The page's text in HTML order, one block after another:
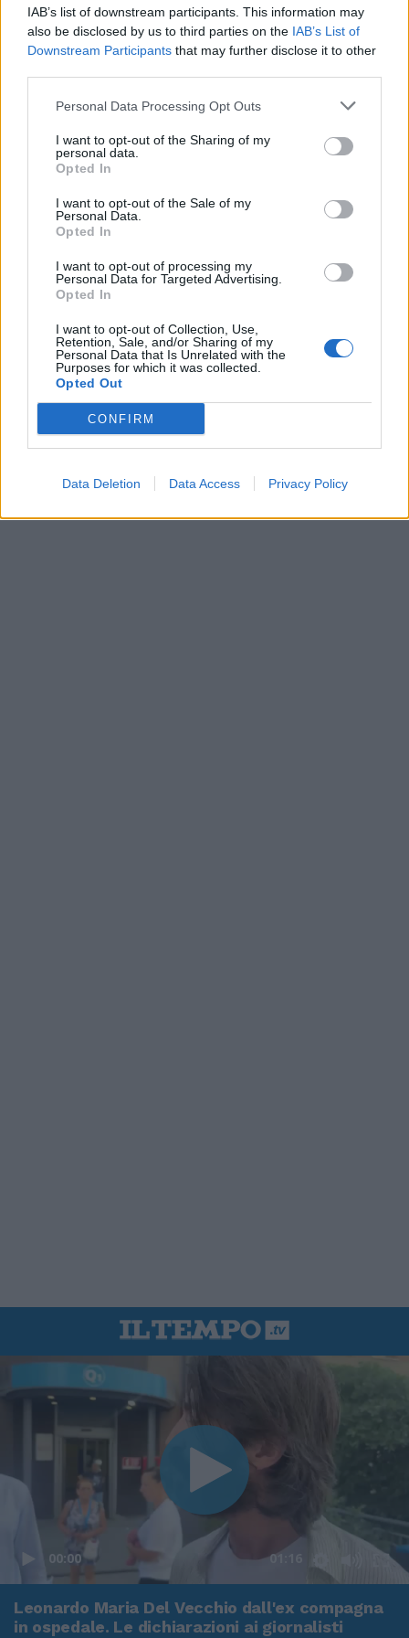
IAB’s list of downstream participants. This information may
also be disclosed by us to third parties on the IAB’s List of
Downstream Participants that may further disclose it to other
Personal Data Processing Opt Outs
I want to opt-out of the Sharing of my
personal data.
Opted In
I want to opt-out of the Sale of my
Personal Data.
Opted In
I want to opt-out of processing my
Personal Data for Targeted Advertising.
Opted In
I want to opt-out of Collection, Use,
Retention, Sale, and/or Sharing of my
Personal Data that Is Unrelated with the
Purposes for which it was collected.
Opted Out
CONFIRM
Data Deletion Data Access Privacy Policy
In evidenza
00:00 01:16
Leonardo Maria Del Vecchio dall'ex compagna
in ospedale. Le dichiarazioni ai giornalisti